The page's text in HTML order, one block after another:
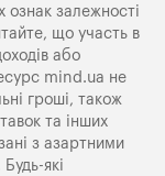
ознак залежності
що участь в
або
mind.ua не
гроші, також
та інших
з азартними
які